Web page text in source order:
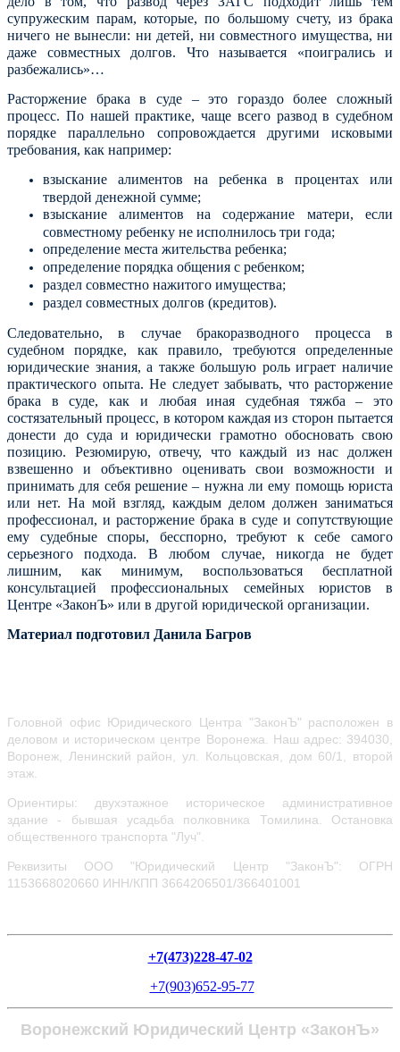
супружеским парам, которые, по большому счету, из брака
ничего не вынесли: ни детей, ни совместного имущества, ни
даже совместных долгов. Что называется «поигрались и
разбежались»…
Расторжение брака в суде – это гораздо более сложный
процесс. По нашей практике, чаще всего развод в судебном
порядке параллельно сопровождается другими исковыми
требования, как например:
взыскание алиментов на ребенка в процентах или
твердой денежной сумме;
взыскание алиментов на содержание матери, если
совместному ребенку не исполнилось три года;
определение места жительства ребенка;
определение порядка общения с ребенком;
раздел совместно нажитого имущества;
раздел совместных долгов (кредитов).
Следовательно, в случае бракоразводного процесса в
судебном порядке, как правило, требуются определенные
юридические знания, а также большую роль играет наличие
практического опыта. Не следует забывать, что расторжение
брака в суде, как и любая иная судебная тяжба – это
состязательный процесс, в котором каждая из сторон пытается
донести до суда и юридически грамотно обосновать свою
позицию. Резюмирую, отвечу, что каждый из нас должен
взвешенно и объективно оценивать свои возможности и
принимать для себя решение – нужна ли ему помощь юриста
или нет. На мой взгляд, каждым делом должен заниматься
профессионал, и расторжение брака в суде и сопутствующие
ему судебные споры, бесспорно, требуют к себе самого
серьезного подхода. В любом случае, никогда не будет
лишним, как минимум, воспользоваться бесплатной
консультацией профессиональных семейных юристов в
Центре «ЗаконЪ» или в другой юридической организации.
Материал подготовил Данила Багров
Головной офис Юридического Центра "ЗаконЪ" расположен в
деловом и историческом центре Воронежа. Наш адрес: 394030,
Воронеж, Ленинский район, ул.
Кольцовская, дом 60/1, второй
этаж.
Ориентиры: двухэтажное историческое административное
здание - бывшая усадьба полковника Томилина. Остановка
общественного транспорта "Луч".
Реквизиты ООО "Юридический Центр "ЗаконЪ": ОГРН
1153668020660 ИНН/КПП 3664206501/366401001
+7(473)228-47-02
+7(903)652-95-77
Воронежский Юридический Центр «ЗаконЪ»